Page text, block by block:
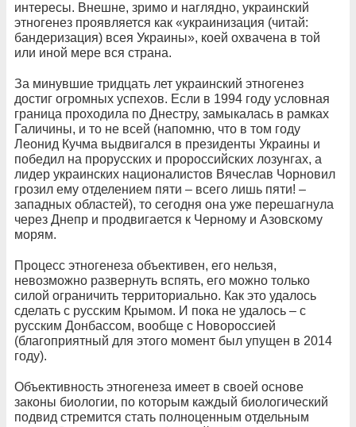
интересы. Внешне, зримо и наглядно, украинский
этногенез проявляется как «украинизация (читай:
бандеризация) всея Украины», коей охвачена в той
или иной мере вся страна.
За минувшие тридцать лет украинский этногенез
достиг огромных успехов. Если в 1994 году условная
граница проходила по Днестру, замыкалась в рамках
Галичины, и то не всей (напомню, что в том году
Леонид Кучма выдвигался в президенты Украины и
победил на прорусских и пророссийских лозунгах, а
лидер украинских националистов Вячеслав Чорновил
грозил ему отделением пяти – всего лишь пяти! –
западных областей), то сегодня она уже перешагнула
через Днепр и продвигается к Черному и Азовскому
морям.
Процесс этногенеза объективен, его нельзя,
невозможно развернуть вспять, его можно только
силой ограничить территориально. Как это удалось
сделать с русским Крымом. И пока не удалось – с
русским Донбассом, вообще с Новороссией
(благоприятный для этого момент был упущен в 2014
году).
Объективность этногенеза имеет в своей основе
законы биологии, по которым каждый биологический
подвид стремится стать полноценным отдельным